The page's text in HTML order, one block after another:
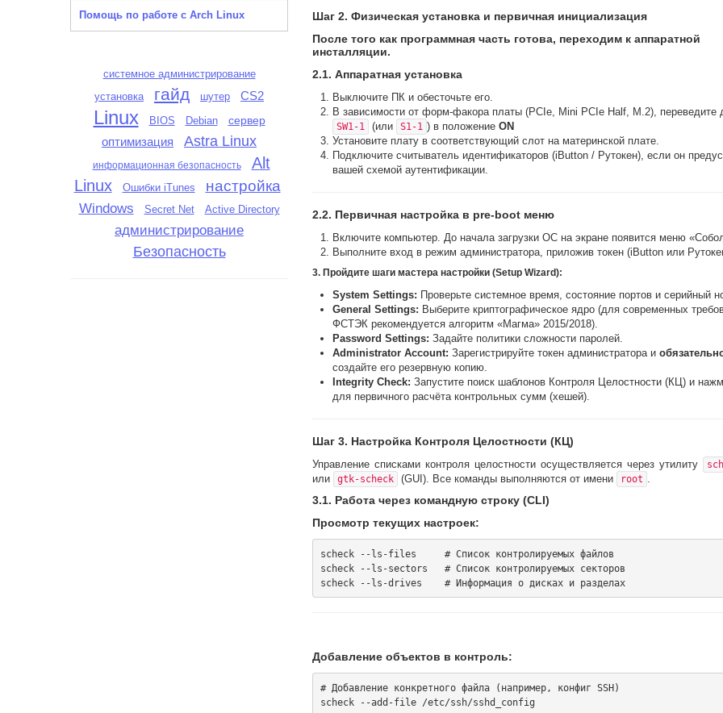
Помощь по работе с Arch Linux
системное администрирование
установка
гайд шутер CS2
Linux BIOS Debian
сервер
оптимизация
Astra Linux
информационная безопасность
Alt
Linux
Ошибки iTunes настройка
Windows Secret Net Active Directory
администрирование
Безопасность
Шаг 2. Физическая установка и первичная инициализация
После того как программная часть готова, переходим к аппаратной
инсталляции.
2.1. Аппаратная установка
Выключите ПК и обесточьте его.
В зависимости от форм-факора платы (PCIe, Mini PCIe Half, M.2), переведите
SW1-1 (или S1-1 ) в положение ON
Установите плату в соответствующий слот на материнской плате.
Подключите считыватель идентификаторов (iButton / Рутокен), если он
вашей схемой аутентификации.
2.2. Первичная настройка в pre-boot меню
Включите компьютер. До начала загрузки ОС на экране появится меню
Выполните вход в режим администратора, приложив токен (iButton или
3. Пройдите шаги мастера настройки (Setup Wizard):
System Settings: Проверьте системное время, состояние портов и серийный
General Settings: Выберите криптографическое ядро (для современных
ФСТЭК рекомендуется алгоритм «Магма» 2015/2018).
Password Settings: Задайте политики сложности паролей.
Administrator Account: Зарегистрируйте токен администратора и
создайте его резервную копию.
Integrity Check: Запустите поиск шаблонов Контроля Целостности (КЦ) и
для первичного расчёта контрольных сумм (хешей).
Шаг 3. Настройка Контроля Целостности (КЦ)
Управление списками контроля целостности осуществляется через утилиту
или
gtk-scheck (GUI). Все команды выполняются от имени root .
3.1. Работа через командную строку (CLI)
Просмотр текущих настроек:
scheck --ls-files     # Список контролируемых файлов
scheck --ls-sectors   # Список контролируемых секторов
scheck --ls-drives    # Информация о дисках и разделах
Добавление объектов в контроль:
# Добавление конкретного файла (например, конфиг SSH)
scheck --add-file /etc/ssh/sshd_config